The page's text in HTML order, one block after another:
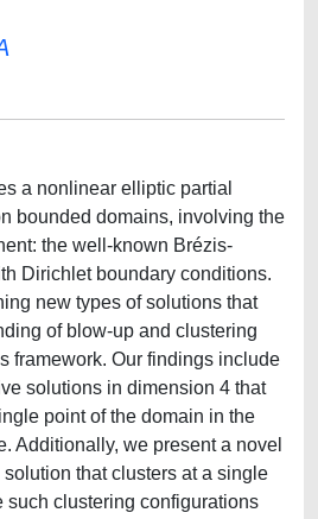
a nonlinear elliptic partial
bounded domains, involving the
the well-known Brézis-
Dirichlet boundary conditions.
new types of solutions that
of blow-up and clustering
framework. Our findings include
solutions in dimension 4 that
point of the domain in the
Additionally, we present a novel
that clusters at a single
such clustering configurations